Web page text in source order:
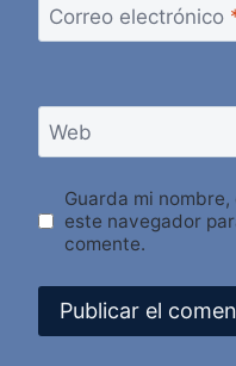
Correo electrónico
Web
Guarda mi
este navegador
comente.